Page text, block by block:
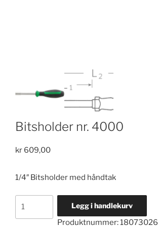
Bitsholder nr. 4000
kr 609,00
1/4″ Bitsholder med håndtak
Legg i handlekurv
Produktnummer:18073026